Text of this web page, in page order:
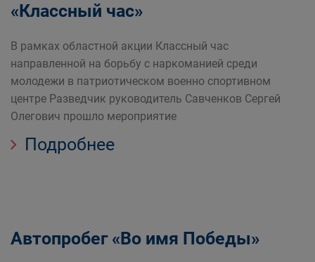
«Классный час»
В рамках областной акции Классный час
направленной на борьбу с наркоманией среди
молодежи в патриотическом военно спортивном
центре Разведчик руководитель Савченков Сергей
Олегович прошло мероприятие
Подробнее
Автопробег «Во имя Победы»